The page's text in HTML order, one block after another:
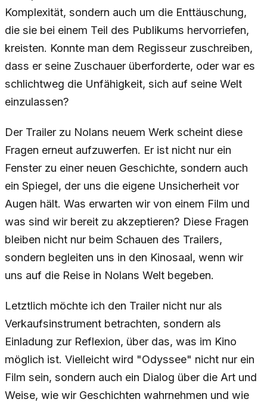
Komplexität, sondern auch um die Enttäuschung,
die sie bei einem Teil des Publikums hervorriefen,
kreisten. Konnte man dem Regisseur zuschreiben,
dass er seine Zuschauer überforderte, oder war es
schlichtweg die Unfähigkeit, sich auf seine Welt
einzulassen?
Der Trailer zu Nolans neuem Werk scheint diese
Fragen erneut aufzuwerfen. Er ist nicht nur ein
Fenster zu einer neuen Geschichte, sondern auch
ein Spiegel, der uns die eigene Unsicherheit vor
Augen hält. Was erwarten wir von einem Film und
was sind wir bereit zu akzeptieren? Diese Fragen
bleiben nicht nur beim Schauen des Trailers,
sondern begleiten uns in den Kinosaal, wenn wir
uns auf die Reise in Nolans Welt begeben.
Letztlich möchte ich den Trailer nicht nur als
Verkaufsinstrument betrachten, sondern als
Einladung zur Reflexion, über das, was im Kino
möglich ist. Vielleicht wird "Odyssee" nicht nur ein
Film sein, sondern auch ein Dialog über die Art und
Weise, wie wir Geschichten wahrnehmen und wie